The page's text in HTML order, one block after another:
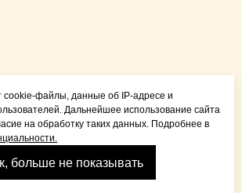
cookie-файлы, данные об IP-адресе и
Дальнейшее использование сайта
на обработку таких данных. Подробнее в
больше не показывать